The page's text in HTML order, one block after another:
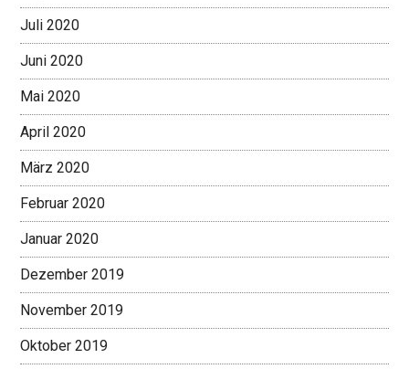
Juli 2020
Juni 2020
Mai 2020
April 2020
März 2020
Februar 2020
Januar 2020
Dezember 2019
November 2019
Oktober 2019